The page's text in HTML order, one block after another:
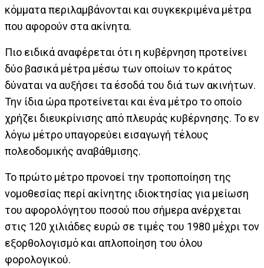
κόμματα περιλαμβάνονται και συγκεκριμένα μέτρα
που αφορούν στα ακίνητα.
Πιο ειδικά αναφέρεται ότι η κυβέρνηση προτείνει
δύο βασικά μέτρα μέσω των οποίων το κράτος
δύναται να αυξήσει τα έσοδά του διά των ακινήτων.
Την ίδια ώρα προτείνεται και ένα μέτρο το οποίο
χρήζει διευκρίνισης από πλευράς κυβέρνησης. Το εν
λόγω μέτρο υπαγορεύει εισαγωγή τέλους
πολεοδομικής αναβάθμισης.
Το πρώτο μέτρο προνοεί την τροποποίηση της
νομοθεσίας περί ακίνητης ιδιοκτησίας για μείωση
του αφορολόγητου ποσού που σήμερα ανέρχεται
στις 120 χιλιάδες ευρώ σε τιμές του 1980 μέχρι τον
εξορθολογισμό και απλοποίηση του όλου
φορολογικού.